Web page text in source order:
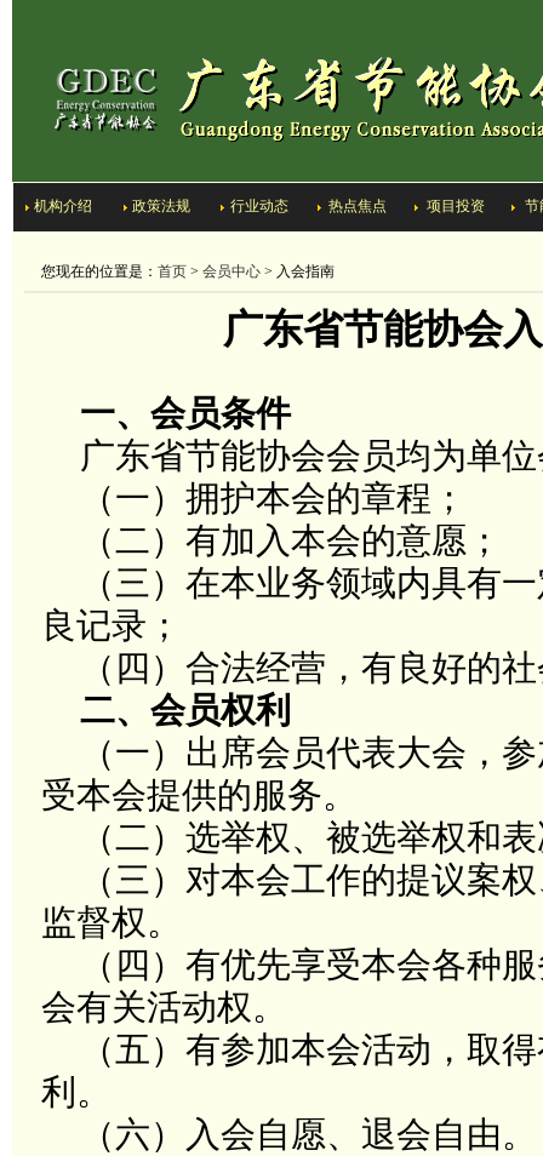
机构介绍 政策法规 行业动态 热点焦点 项目投资 节
您现在的位置是： 首页> 会员中心> 入会指南
广东省节能协会
一、会员条件
广东省节能协会会员均为单
（一） 拥护本会的章程 ；
（二）有加入本会的意愿 ；
（三）在本业务领域内具有
良记录 ；
（四）合法经营，有良好的
二、 会员权利
（一）出席会员代表大会，
受本会提供的服务。
（二）选举权、被选举权和
（三）对本会工作的提议案
监督权。
（四）有优先享受本会各种
会有关活动权。
（五）有参加本会活动，取
利 。
（六）入会自愿、退会自由。